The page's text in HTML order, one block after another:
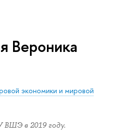
Вероника
экономики и мировой
в 2019 году.